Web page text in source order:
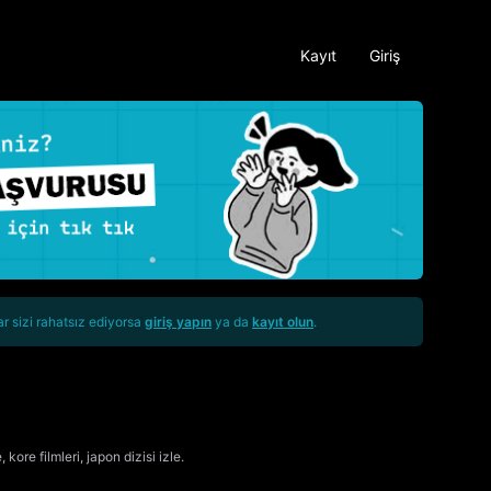
Kayıt Giriş
sizi rahatsız ediyorsa giriş yapın ya da kayıt olun.
kore filmleri, japon dizisi izle.